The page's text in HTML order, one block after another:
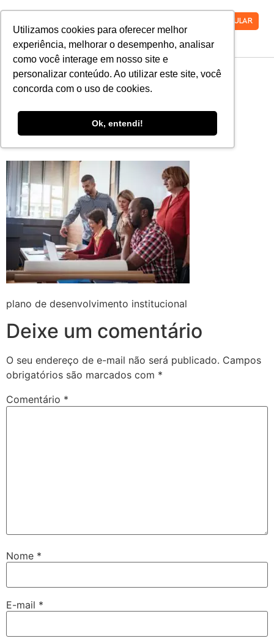
Utilizamos cookies para oferecer melhor
experiência, melhorar o desempenho, analisar
como você interage em nosso site e
personalizar conteúdo. Ao utilizar este site, você
concorda com o uso de cookies.
Ok, entendi!
VESTIBULAR
plano de
desenvolvimento
institucional
plano de desenvolvimento institucional
Deixe um comentário
O seu endereço de e-mail não será publicado. Campos
obrigatórios são marcados com *
Comentário *
Nome *
E-mail *